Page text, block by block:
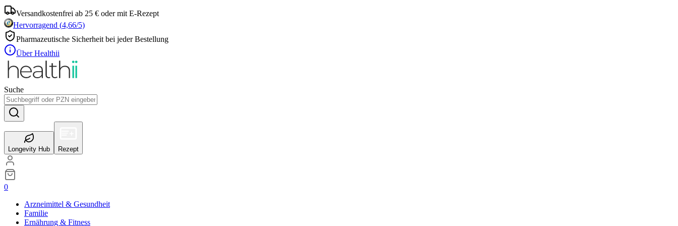
Versandkostenfrei ab 25 € oder mit E-Rezept
Hervorragend (4,66/5)
Pharmazeutische Sicherheit bei jeder Bestellung
Über Healthii
Suche
Longevity Hub Rezept
0
Arzneimittel & Gesundheit
Familie
Ernährung & Fitness